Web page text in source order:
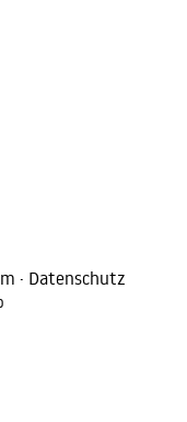
· Datenschutz